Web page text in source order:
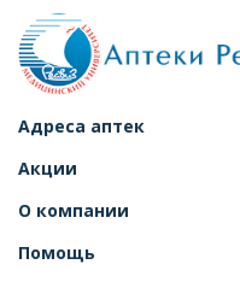
Адреса аптек
Акции
О компании
Помощь